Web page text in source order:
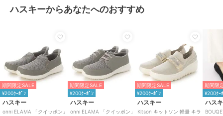
商品カテゴリ シューズ ／スリッポン
スリッポン
カラー GRAY、BLACK、WHITE
サイズ 4サイズ展開
素材
アッパー：ニット / ソール：PVC
商品のお取り扱い方法
原産国 中国
ハスキーからあなたへのおすすめ
期間限定SALE
¥200ｸｰﾎﾟﾝ
ハスキー
onni ELAMA 「クイッポン」
期間限定SALE
¥200ｸｰﾎﾟﾝ
ハスキー
onni ELAMA 「クイッポン」
期間限定SALE
¥200ｸｰﾎﾟﾝ
ハスキー
Kitson キットソン 軽量 キラ
期間限
¥200ｸｰ
ハス